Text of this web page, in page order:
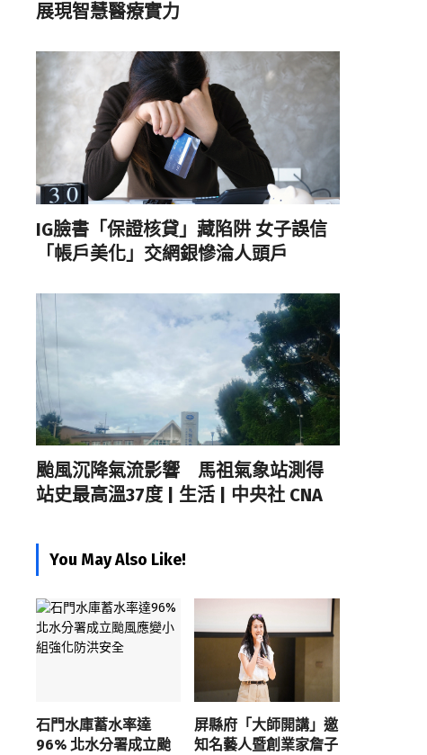
展現智慧醫療實力
IG臉書「保證核貸」藏陷阱 女子誤信
「帳戶美化」交網銀慘淪人頭戶
颱風沉降氣流影響 馬祖氣象站測得
站史最高溫37度 | 生活 | 中央社 CNA
You May Also Like!
石門水庫蓄水率達
96% 北水分署成立颱
屏縣府「大師開講」邀
知名藝人暨創業家詹子